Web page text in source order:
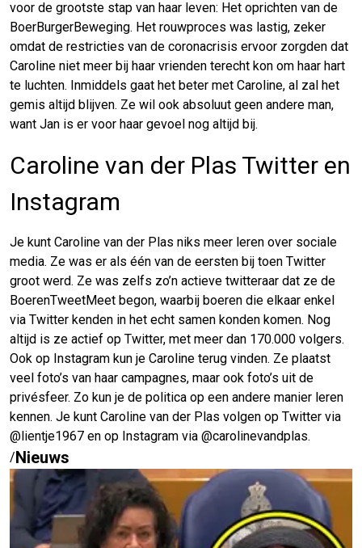
voor de grootste stap van haar leven: Het oprichten van de
BoerBurgerBeweging. Het rouwproces was lastig, zeker
omdat de restricties van de coronacrisis ervoor zorgden dat
Caroline niet meer bij haar vrienden terecht kon om haar hart
te luchten. Inmiddels gaat het beter met Caroline, al zal het
gemis altijd blijven. Ze wil ook absoluut geen andere man,
want Jan is er voor haar gevoel nog altijd bij.
Caroline van der Plas Twitter en
Instagram
Je kunt Caroline van der Plas niks meer leren over sociale
media. Ze was er als één van de eersten bij toen Twitter
groot werd. Ze was zelfs zo’n actieve twitteraar dat ze de
BoerenTweetMeet begon, waarbij boeren die elkaar enkel
via Twitter kenden in het echt samen konden komen. Nog
altijd is ze actief op Twitter, met meer dan 170.000 volgers.
Ook op Instagram kun je Caroline terug vinden. Ze plaatst
veel foto’s van haar campagnes, maar ook foto’s uit de
privésfeer. Zo kun je de politica op een andere manier leren
kennen. Je kunt Caroline van der Plas volgen op Twitter via
@lientje1967 en op Instagram via @carolinevandplas.
/Nieuws